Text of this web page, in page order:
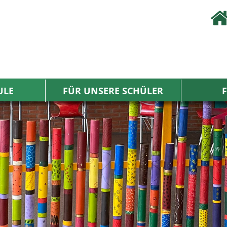
FÜR UNSERE SCHÜLER